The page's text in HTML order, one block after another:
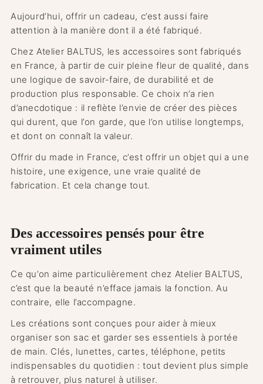
Aujourd’hui, offrir un cadeau, c’est aussi faire
attention à la manière dont il a été fabriqué.
Chez Atelier BALTUS, les accessoires sont fabriqués
en France, à partir de cuir pleine fleur de qualité, dans
une logique de savoir-faire, de durabilité et de
production plus responsable. Ce choix n’a rien
d’anecdotique : il reflète l’envie de créer des pièces
qui durent, que l’on garde, que l’on utilise longtemps,
et dont on connaît la valeur.
Offrir du made in France, c’est offrir un objet qui a une
histoire, une exigence, une vraie qualité de
fabrication. Et cela change tout.
Des accessoires pensés pour être
vraiment utiles
Ce qu’on aime particulièrement chez Atelier BALTUS,
c’est que la beauté n’efface jamais la fonction. Au
contraire, elle l’accompagne.
Les créations sont conçues pour aider à mieux
organiser son sac et garder ses essentiels à portée
de main. Clés, lunettes, cartes, téléphone, petits
indispensables du quotidien : tout devient plus simple
à retrouver, plus naturel à utiliser.